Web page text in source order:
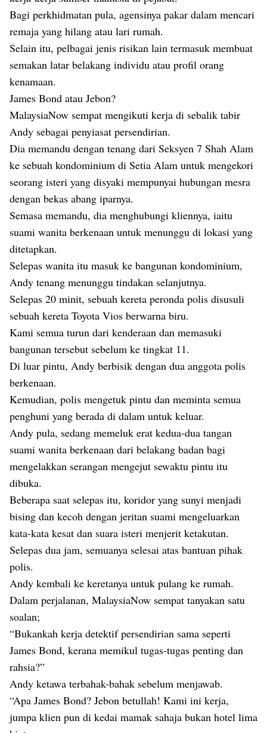
Bagi perkhidmatan pula, agensinya pakar dalam mencari
remaja yang hilang atau lari rumah.
Selain itu, pelbagai jenis risikan lain termasuk membuat
semakan latar belakang individu atau profil orang
kenamaan.
James Bond atau Jebon?
MalaysiaNow sempat mengikuti kerja di sebalik tabir
Andy sebagai penyiasat persendirian.
Dia memandu dengan tenang dari Seksyen 7 Shah Alam
ke sebuah kondominium di Setia Alam untuk mengekori
seorang isteri yang disyaki mempunyai hubungan mesra
dengan bekas abang iparnya.
Semasa memandu, dia menghubungi kliennya, iaitu
suami wanita berkenaan untuk menunggu di lokasi yang
ditetapkan.
Selepas wanita itu masuk ke bangunan kondominium,
Andy tenang menunggu tindakan selanjutnya.
Selepas 20 minit, sebuah kereta peronda polis disusuli
sebuah kereta Toyota Vios berwarna biru.
Kami semua turun dari kenderaan dan memasuki
bangunan tersebut sebelum ke tingkat 11.
Di luar pintu, Andy berbisik dengan dua anggota polis
berkenaan.
Kemudian, polis mengetuk pintu dan meminta semua
penghuni yang berada di dalam untuk keluar.
Andy pula, sedang memeluk erat kedua-dua tangan
suami wanita berkenaan dari belakang badan bagi
mengelakkan serangan mengejut sewaktu pintu itu
dibuka.
Beberapa saat selepas itu, koridor yang sunyi menjadi
bising dan kecoh dengan jeritan suami mengeluarkan
kata-kata kesat dan suara isteri menjerit ketakutan.
Selepas dua jam, semuanya selesai atas bantuan pihak
polis.
Andy kembali ke keretanya untuk pulang ke rumah.
Dalam perjalanan, MalaysiaNow sempat tanyakan satu
soalan;
“Bukankah kerja detektif persendirian sama seperti
James Bond, kerana memikul tugas-tugas penting dan
rahsia?”
Andy ketawa terbahak-bahak sebelum menjawab.
“Apa James Bond? Jebon betullah! Kami ini kerja,
jumpa klien pun di kedai mamak sahaja bukan hotel lima